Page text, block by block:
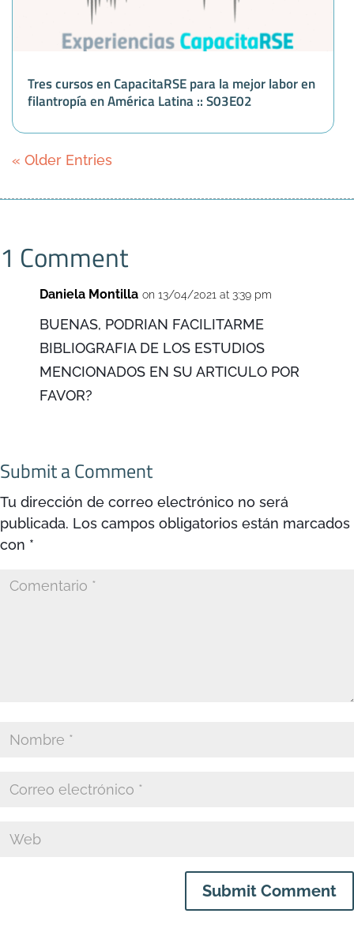
Tres cursos en CapacitaRSE para la mejor labor en
filantropía en América Latina :: S03E02
« Older Entries
1 Comment
Daniela Montilla on 13/04/2021 at 3:39 pm
BUENAS, PODRIAN FACILITARME
BIBLIOGRAFIA DE LOS ESTUDIOS
MENCIONADOS EN SU ARTICULO POR
FAVOR?
Submit a Comment
Tu dirección de correo electrónico no será
publicada. Los campos obligatorios están marcados
con *
Submit Comment